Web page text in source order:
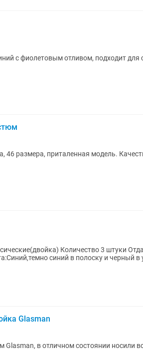
с фиолетовым отливом, подходит для
46 размера, приталенная модель.
Количество 3 штуки Отдам в одни
Glasman
в отличном состоянии носили